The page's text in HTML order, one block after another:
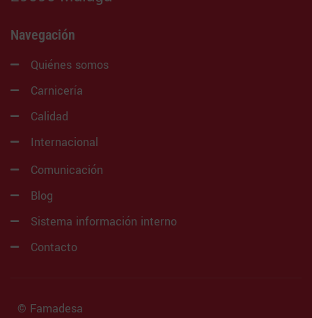
Navegación
Quiénes somos
Carnicería
Calidad
Internacional
Comunicación
Blog
Sistema información interno
Contacto
© Famadesa